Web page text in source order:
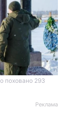
поховано 293
Реклама